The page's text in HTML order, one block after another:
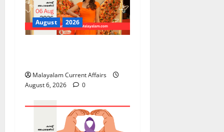
August 2026
Malayalam Current Affairs
August 6, 2026
0